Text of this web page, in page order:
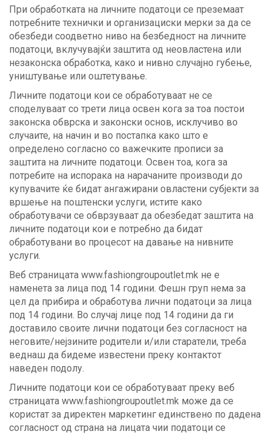
При обработката на личните податоци се преземаат
потребните технички и организациски мерки за да се
обезбеди соодветно ниво на безбедност на личните
податоци, вклучувајќи заштита од неовластена или
незаконска обработка, како и нивно случајно губење,
уништување или оштетување.
Личните податоци кои се обработуваат не се
споделуваат со трети лица освен кога за тоа постои
законска обврска и законски основ, исклучиво во
случаите, на начин и во постапка како што е
определено согласно со важечките прописи за
заштита на личните податоци. Освен тоа, кога за
потребите на испорака на нарачаните производи до
купувачите ќе бидат ангажирани овластени субјекти за
вршење на поштенски услуги, истите како
обработувачи се обврзуваат да обезбедат заштита на
личните податоци кои е потребно да бидат
обработувани во процесот на давање на нивните
услуги.
Веб страницата www.fashiongroupoutlet.mk не е
наменета за лица под 14 години. Фешн груп нема за
цел да прибира и обработува лични податоци за лица
под 14 години. Во случај лице под 14 години да ги
доставило своите лични податоци без согласност на
неговите/нејзините родители и/или старатели, треба
веднаш да бидеме известени преку контактот
наведен подолу.
Личните податоци кои се обработуваат преку веб
страницата www.fashiongroupoutlet.mk може да се
користат за директен маркетинг единствено по дадена
согласност од страна на лицата чии податоци се